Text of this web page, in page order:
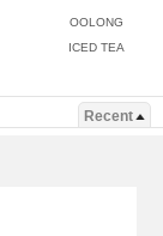
OOLONG
ICED TEA
Recent